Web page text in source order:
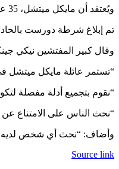
ويُعتقد أن مايكل ميتشل، 35 عامًا، دخل المياه قبالة ميناء بول بين الساعة 8 مساءً و9 مساءً يوم الجمعة الماضي.
تم إبلاغ شرطة دورست بالحادث قبل
وقال كبير المفتشين نيكي
“تستمر عائلة مايكل ميتشل
“نقوم بتجميع أدلة مفصلة
“نحث الناس على الامتناع عن
وأضاف: “نحث أي شخص لديه أي
Source link